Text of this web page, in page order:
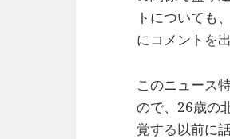
トについても
にコメントを
このニュース
ので、26歳の
覚する以前に